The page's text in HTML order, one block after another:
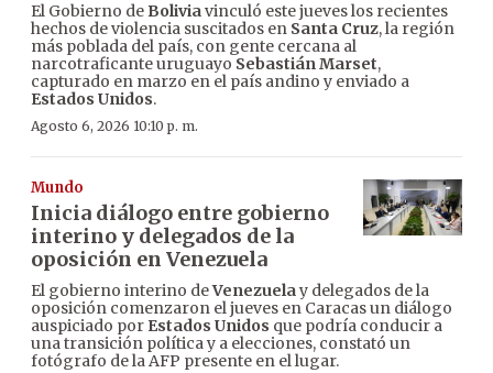
El Gobierno de Boliviavinculó este jueves los recientes
hechos de violencia suscitados en Santa Cruz, la región
más poblada del país, con gente cercana al
narcotraficante uruguayo Sebastián Marset,
capturado en marzo en el país andino y enviado a
Estados Unidos.
Agosto 6, 2026 10:10 p. m.
Mundo
Inicia diálogo entre gobierno
interino y delegados de la
oposición en Venezuela
El gobierno interino deVenezuelay delegados de la
oposición comenzaron el jueves en Caracas un diálogo
auspiciado por Estados Unidos que podría conducir a
una transición política y a elecciones, constató un
fotógrafo de la AFP presente en el lugar.